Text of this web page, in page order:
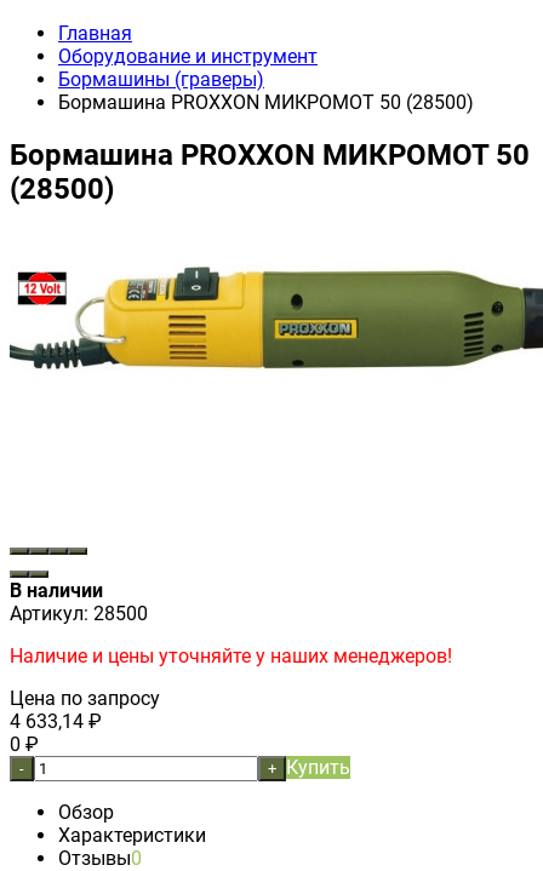
Главная
Оборудование и инструмент
Бормашины (граверы)
Бормашина PROXXON МИКРОМОТ 50 (28500)
Бормашина PROXXON МИКРОМОТ 50
(28500)
В наличии
Артикул: 28500
Наличие и цены уточняйте у наших менеджеров!
Цена по запросу
4 633,14 ₽
0 ₽
- + Купить
Обзор
Характеристики
Отзывы0